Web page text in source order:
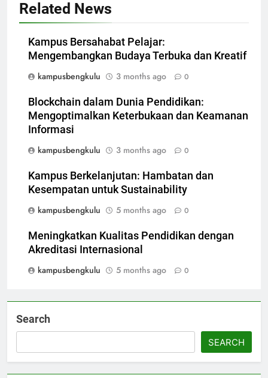
Related News
Kampus Bersahabat Pelajar:
Mengembangkan Budaya Terbuka dan Kreatif
kampusbengkulu
3 months ago 0
Blockchain dalam Dunia Pendidikan:
Mengoptimalkan Keterbukaan dan Keamanan
Informasi
kampusbengkulu
3 months ago 0
Kampus Berkelanjutan: Hambatan dan
Kesempatan untuk Sustainability
kampusbengkulu
5 months ago 0
Meningkatkan Kualitas Pendidikan dengan
Akreditasi Internasional
kampusbengkulu
5 months ago 0
Search
SEARCH